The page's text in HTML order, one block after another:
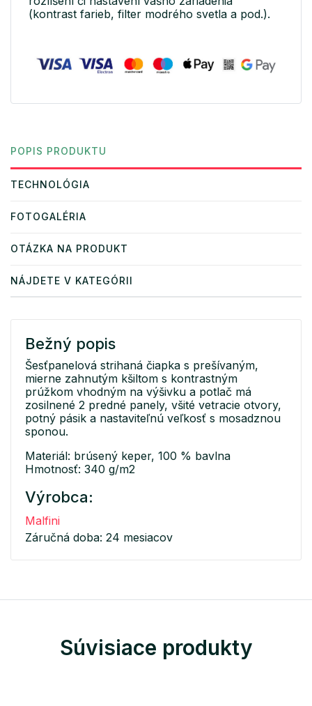
(kontrast farieb, filter modrého svetla a pod.).
POPIS PRODUKTU
TECHNOLÓGIA
FOTOGALÉRIA
OTÁZKA NA PRODUKT
NÁJDETE V KATEGÓRII
Bežný popis
Šesťpanelová strihaná čiapka s prešívaným,
mierne zahnutým kšiltom s kontrastným
prúžkom vhodným na výšivku a potlač má
zosilnené 2 predné panely, všité vetracie otvory,
potný pásik a nastaviteľnú veľkosť s mosadznou
sponou.
Materiál: brúsený keper, 100 % bavlna
Hmotnosť: 340 g/m2
Výrobca:
Malfini
Záručná doba: 24 mesiacov
Súvisiace produkty